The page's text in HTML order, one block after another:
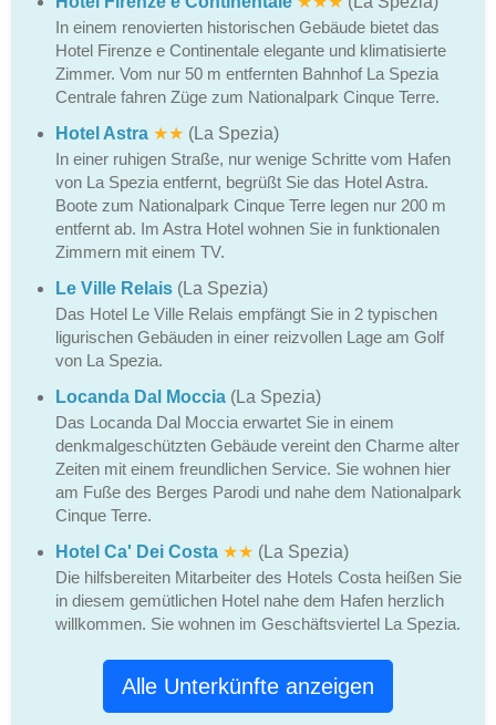
In einem renovierten historischen Gebäude bietet das
Hotel Firenze e Continentale elegante und klimatisierte
Zimmer. Vom nur 50 m entfernten Bahnhof La Spezia
Centrale fahren Züge zum Nationalpark Cinque Terre.
Hotel Astra ★★ (La Spezia)
In einer ruhigen Straße, nur wenige Schritte vom Hafen
von La Spezia entfernt, begrüßt Sie das Hotel Astra.
Boote zum Nationalpark Cinque Terre legen nur 200 m
entfernt ab. Im Astra Hotel wohnen Sie in funktionalen
Zimmern mit einem TV.
Le Ville Relais (La Spezia)
Das Hotel Le Ville Relais empfängt Sie in 2 typischen
ligurischen Gebäuden in einer reizvollen Lage am Golf
von La Spezia.
Locanda Dal Moccia (La Spezia)
Das Locanda Dal Moccia erwartet Sie in einem
denkmalgeschützten Gebäude vereint den Charme alter
Zeiten mit einem freundlichen Service. Sie wohnen hier
am Fuße des Berges Parodi und nahe dem Nationalpark
Cinque Terre.
Hotel Ca' Dei Costa ★★ (La Spezia)
Die hilfsbereiten Mitarbeiter des Hotels Costa heißen Sie
in diesem gemütlichen Hotel nahe dem Hafen herzlich
willkommen. Sie wohnen im Geschäftsviertel La Spezia.
Alle Unterkünfte anzeigen